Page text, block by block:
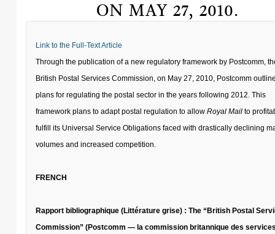
ON MAY 27, 2010.
Link to the Full-Text Article
Through the publication of a new regulatory framework by Postcomm,
British Postal Services Commission, on May 27, 2010, Postcomm
plans for regulating the postal sector in the years following 2012. This
framework plans to adapt postal regulation to allowRoyal Mail to
fulfill its Universal Service Obligations faced with drastically declining
volumes and increased competition.
FRENCH
Rapport bibliographique (Littérature grise) : The “British Postal
Commission” (Postcomm — la commission britannique des